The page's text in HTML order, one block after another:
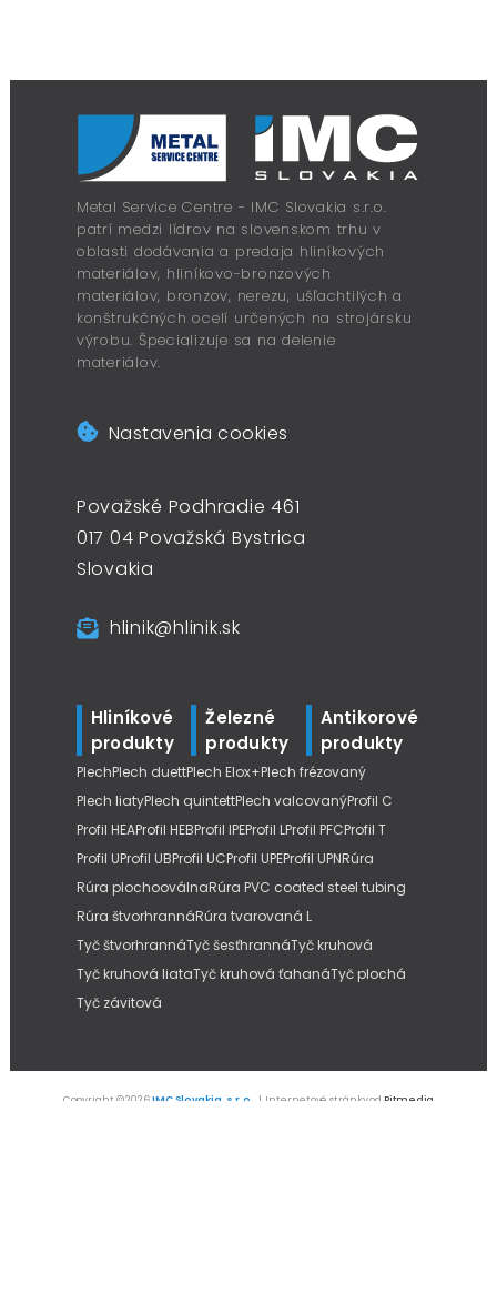
Metal Service Centre - IMC Slovakia s.r.o.
patrí medzi lídrov na slovenskom trhu v
oblasti dodávania a predaja hliníkových
materiálov, hliníkovo-bronzových
materiálov, bronzov, nerezu, ušľachtilých a
konštrukčných ocelí určených na strojársku
výrobu. Špecializuje sa na delenie
materiálov.
Nastavenia cookies
Považské Podhradie 461
017 04 Považská Bystrica
Slovakia
hlinik@hlinik.sk
Hliníkové
produkty
Železné
produkty
Antikorové
produkty
PlechPlech duettPlech Elox+Plech frézovaný
Plech liatyPlech quintettPlech valcovanýProfil C
Profil HEAProfil HEBProfil IPEProfil LProfil PFCProfil T
Profil UProfil UBProfil UCProfil UPEProfil UPNRúra
Rúra plochooválnaRúra PVC coated steel tubing
Rúra štvorhrannáRúra tvarovaná L
Tyč štvorhrannáTyč šesťhrannáTyč kruhová
Tyč kruhová liataTyč kruhová ťahanáTyč plochá
Tyč závitová
Copyright © 2026IMC Slovakia, s.r.o. | Internetové stránky od Pitmedia